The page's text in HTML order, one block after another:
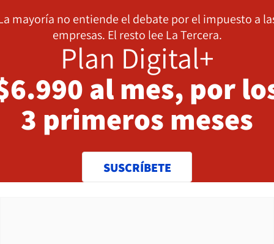
mayoría no entiende el debate por el impuesto a
empresas. El resto lee La Tercera.
Plan Digital+
al mes, por
3 primeros meses
SUSCRÍBETE